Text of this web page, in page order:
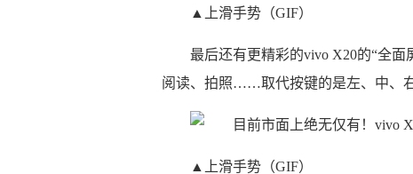
▲上滑手势（GIF）
最后还有更精彩的vivo X20的“全面
阅读、拍照……取代按键的是左、中、
▲上滑手势（GIF）